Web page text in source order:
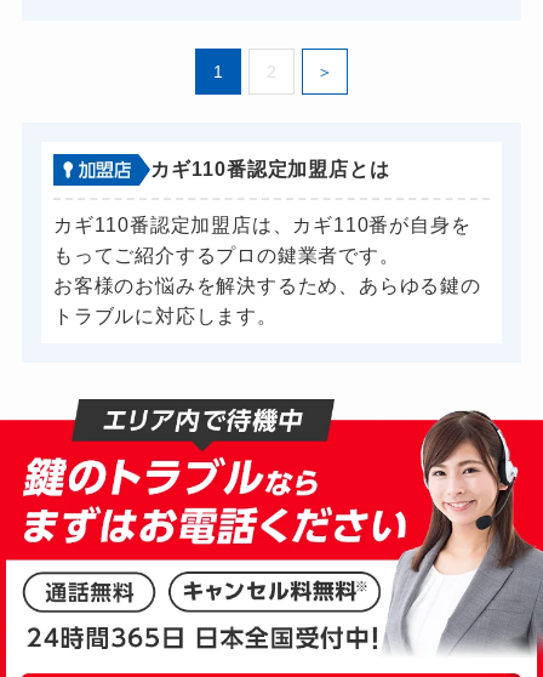
1 2
カギ110番認定加盟店とは
カギ110番認定加盟店は、カギ110番が自身を
もってご紹介するプロの鍵業者です。
お客様のお悩みを解決するため、あらゆる鍵の
トラブルに対応します。